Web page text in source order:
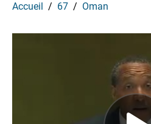
Accueil 67 Oman